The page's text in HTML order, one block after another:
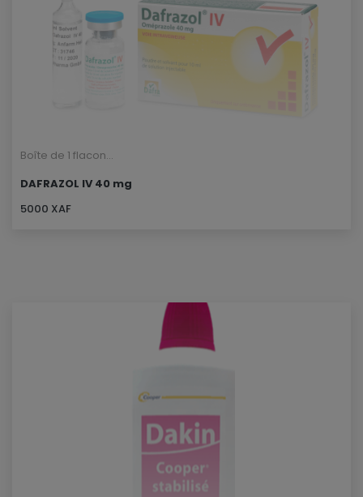
Boîte de 1 flacon...
DAFRAZOL IV 40 mg
5000 XAF